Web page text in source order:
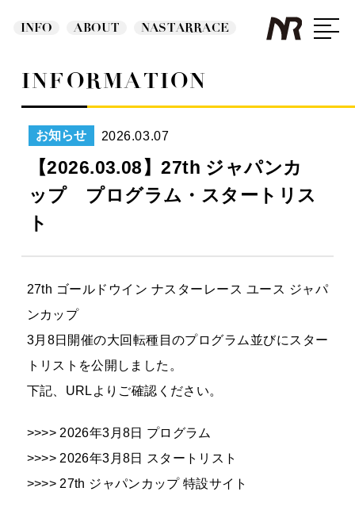
INFO ABOUT NASTARRACE
INFORMATION
お知らせ 2026.03.07
【2026.03.08】27th ジャパンカ
ップ プログラム・スタートリス
ト
27th ゴールドウイン ナスターレース ユース ジャパ
ンカップ
3月8日開催の大回転種目のプログラム並びにスター
トリストを公開しました。
下記、URLよりご確認ください。
>>>> 2026年3月8日 プログラム
>>>> 2026年3月8日 スタートリスト
>>>> 27th ジャパンカップ 特設サイト